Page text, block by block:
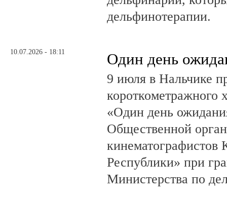
дельфинотерапии.
10.07.2026 - 18:11 Один день
9 июля в Нальчике
короткометражного
«Один день
Общественной
кинематографистов
Республики» при
Министерства по